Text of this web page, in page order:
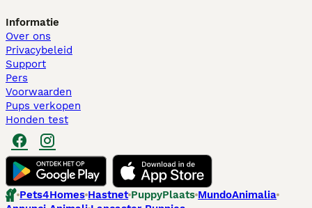
Informatie
Over ons
Privacybeleid
Support
Pers
Voorwaarden
Pups verkopen
Honden test
Pets4Homes Hastnet PuppyPlaats MundoAnimalia